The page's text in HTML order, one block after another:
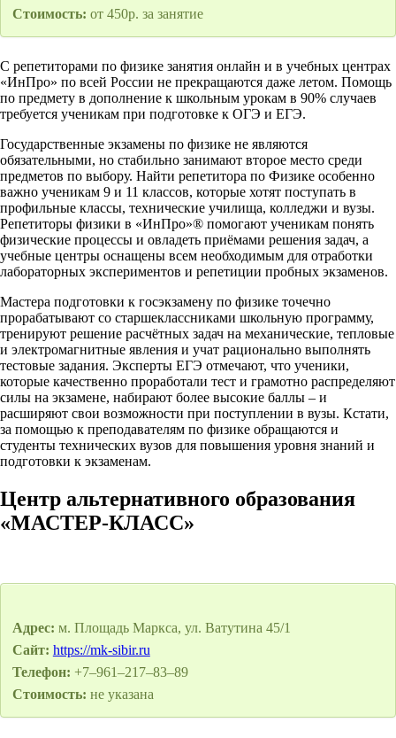
Стоимость: от 450р. за занятие
С репетиторами по физике занятия онлайн и в учебных центрах
«ИнПро» по всей России не прекращаются даже летом. Помощь
по предмету в дополнение к школьным урокам в 90% случаев
требуется ученикам при подготовке к ОГЭ и ЕГЭ.
Государственные экзамены по физике не являются
обязательными, но стабильно занимают второе место среди
предметов по выбору. Найти репетитора по Физике особенно
важно ученикам 9 и 11 классов, которые хотят поступать в
профильные классы, технические училища, колледжи и вузы.
Репетиторы физики в «ИнПро»® помогают ученикам понять
физические процессы и овладеть приёмами решения задач, а
учебные центры оснащены всем необходимым для отработки
лабораторных экспериментов и репетиции пробных экзаменов.
Мастера подготовки к госэкзамену по физике точечно
прорабатывают со старшеклассниками школьную программу,
тренируют решение расчётных задач на механические, тепловые
и электромагнитные явления и учат рационально выполнять
тестовые задания. Эксперты ЕГЭ отмечают, что ученики,
которые качественно проработали тест и грамотно распределяют
силы на экзамене, набирают более высокие баллы – и
расширяют свои возможности при поступлении в вузы. Кстати,
за помощью к преподавателям по физике обращаются и
студенты технических вузов для повышения уровня знаний и
подготовки к экзаменам.
Центр альтернативного образования
«МАСТЕР-КЛАСС»
Адрес: м. Площадь Маркса, ул. Ватутина 45/1
Сайт: https://mk-sibir.ru
Телефон: +7‒961‒217‒83‒89
Стоимость: не указана